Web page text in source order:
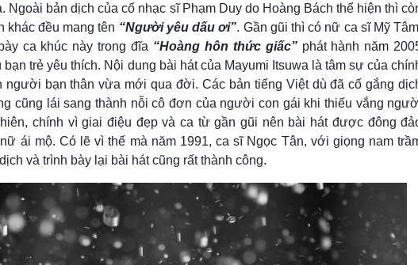
Ngoài bản dịch của cố nhạc sĩ Phạm Duy do Hoàng Bách thể hiện thì
khác đều mang tên “Người yêu dấu ơi”. Gần gũi thì có nữ ca sĩ Mỹ
ca khúc này trong đĩa “Hoàng hôn thức giấc”phát hành năm
trẻ yêu thích. Nội dung bài hát của Mayumi Itsuwa là tâm sự của
người bạn thân vừa mới qua đời. Các bản tiếng Việt dù đã cố gắng
cũng lái sang thành nỗi cô đơn của người con gái khi thiếu vắng
chính vì giai điệu đẹp và ca từ gần gũi nên bài hát được đông
ái mộ. Có lẽ vì thế mà năm 1991, ca sĩ Ngọc Tân, với giọng nam
và trình bày lại bài hát cũng rất thành công.